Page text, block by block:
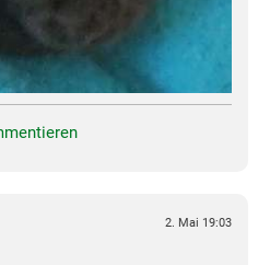
2. Mai 19:03